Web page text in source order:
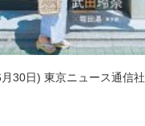
30日) 東京ニュース通信社